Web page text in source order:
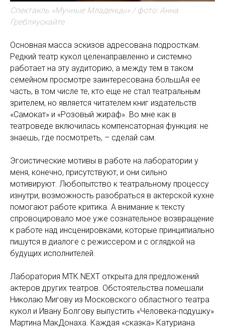
Спектакль «Мучные Младенцы» / фото: Анна
Гребляускайте
Основная масса эскизов адресована подросткам.
Редкий театр кукол целенаправленно и системно
работает на эту аудиторию, а между тем в таком
семейном просмотре заинтересована большАя ее
часть, в том числе те, кто еще не стал театральным
зрителем, но является читателем книг издательств
«Самокат» и «Розовый жираф». Во мне как в
театроведе включилась компенсаторная функция: не
знаешь, где посмотреть, – сделай сам.
Эгоистические мотивы в работе на лаборатории у
меня, конечно, присутствуют, и они сильно
мотивируют. Любопытство к театральному процессу
изнутри, возможность разобраться в актерской кухне
помогают работе критика. А внимание к тексту
спровоцировало мое уже сознательное возвращение
к работе над инсценировками, которые принципиально
пишутся в диалоге с режиссером и с оглядкой на
будущих исполнителей.
Лаборатория МТК.NEXT открыта для предложений
актеров других театров. Обстоятельства помешали
Николаю Мигову из Московского областного театра
кукол и Ивану Болгову выпустить «Человека-подушку»
Мартина МакДонаха. Каждая «сказка» Катуриана